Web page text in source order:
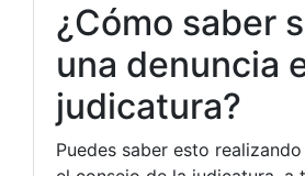
¿Cómo saber
una denuncia
judicatura?
Puedes saber esto